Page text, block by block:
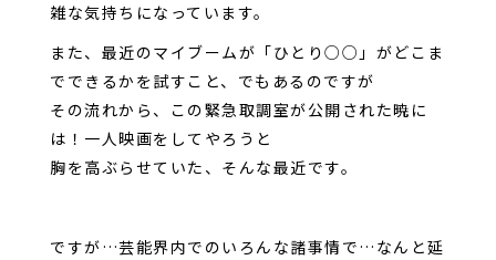
雑な気持ちになっています。
また、最近のマイブームが「ひとり○○」がどこま
でできるかを試すこと、でもあるのですが
その流れから、この緊急取調室が公開された暁に
は！一人映画をしてやろうと
胸を高ぶらせていた、そんな最近です。
ですが…芸能界内でのいろんな諸事情で…なんと延